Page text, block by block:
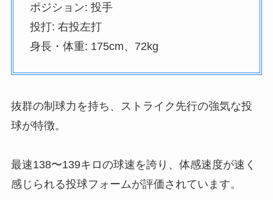
ポジション: 投手
投打: 右投左打
身長・体重: 175cm、72kg
抜群の制球力を持ち、ストライク先行の強気な投
球が特徴。
最速138〜139キロの球速を誇り、体感速度が速く
感じられる投球フォームが評価されています。